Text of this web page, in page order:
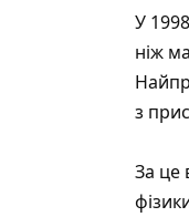
У
ніж
з
За це